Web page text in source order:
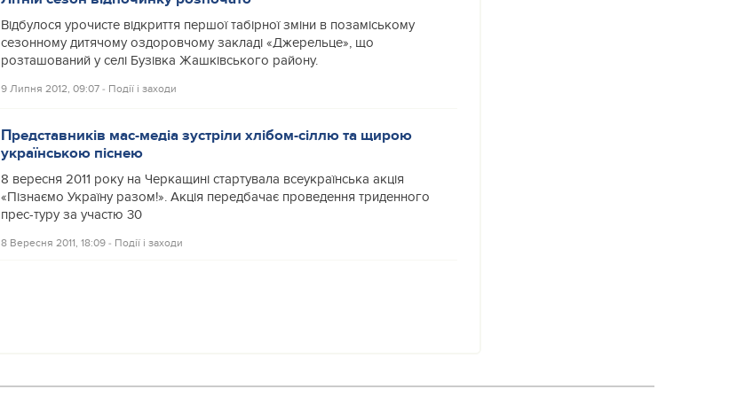
Відбулося урочисте відкриття першої табірної зміни в позаміському
сезонному дитячому оздоровчому закладі «Джерельце», що
розташований у селі Бузівка Жашківського району.
9 Липня 2012, 09:07 ‐ Події і заходи
Представників мас-медіа зустріли хлібом-сіллю та щирою
українською піснею
8 вересня 2011 року на Черкащині стартувала всеукраїнська акція
«Пізнаємо Україну разом!». Акція передбачає проведення триденного
прес-туру за участю 30
8 Вересня 2011, 18:09 ‐ Події і заходи